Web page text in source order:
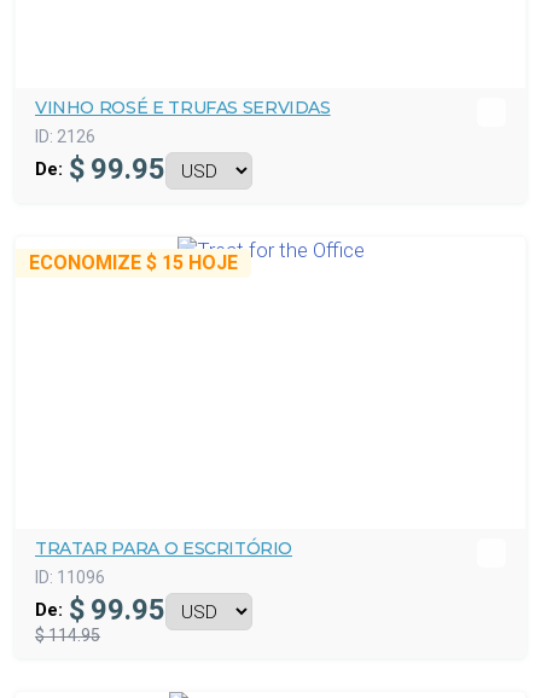
VINHO ROSÉ E TRUFAS SERVIDAS
ID: 2126
De: $ 99.95
ECONOMIZE $ 15 HOJE
TRATAR PARA O ESCRITÓRIO
ID: 11096
De: $ 99.95
$ 114.95